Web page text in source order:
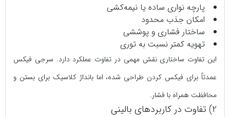
پارچه نواری ساده یا نیمه‌کشی
امکان جذب محدود
ساختار فشاری و پوششی
تهویه کمتر نسبت به توری
این تفاوت ساختاری نقش مهمی در تفاوت عملکرد دارد. سرجی‌ فیکس
عمدتاً برای فیکس کردن طراحی شده، اما بانداژ کلاسیک برای بستن و
محافظت همراه با فشار.
2) تفاوت در کاربردهای بالینی